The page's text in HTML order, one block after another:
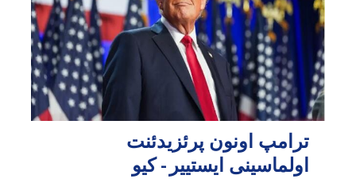
ترامپ اونون پرئزیدئنت
اولماسینی ایستییر - کیو